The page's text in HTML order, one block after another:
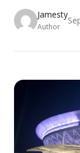
Jamesty
Author